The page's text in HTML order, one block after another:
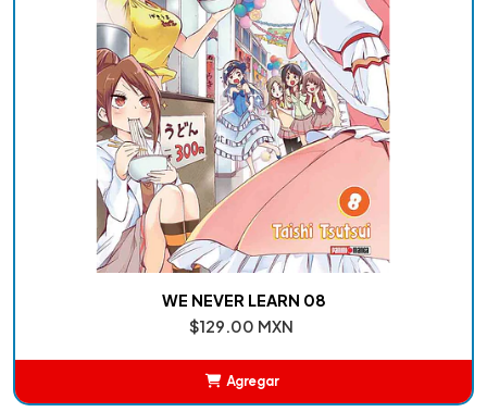
WE NEVER LEARN 08
$129.00 MXN
Agregar